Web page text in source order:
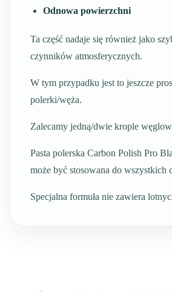
Odnowa powierzchni
Ta część nadaje się również jako
czynników atmosferycznych.
W tym przypadku jest to jeszcze
polerki/węża.
Zalecamy jedną/dwie krople
Pasta polerska Carbon Polish Pro
może być stosowana do
Specjalna formuła nie zawiera